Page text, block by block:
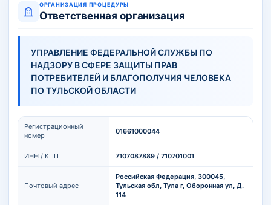
ОРГАНИЗАЦИЯ ПРОЦЕДУРЫ
Ответственная организация
УПРАВЛЕНИЕ ФЕДЕРАЛЬНОЙ СЛУЖБЫ ПО
НАДЗОРУ В СФЕРЕ ЗАЩИТЫ ПРАВ
ПОТРЕБИТЕЛЕЙ И БЛАГОПОЛУЧИЯ ЧЕЛОВЕКА
ПО ТУЛЬСКОЙ ОБЛАСТИ
Регистрационный
номер
01661000044
ИНН / КПП 7107087889 / 710701001
Почтовый адрес
Российская Федерация, 300045,
Тульская обл, Тула г, Оборонная ул, Д.
114